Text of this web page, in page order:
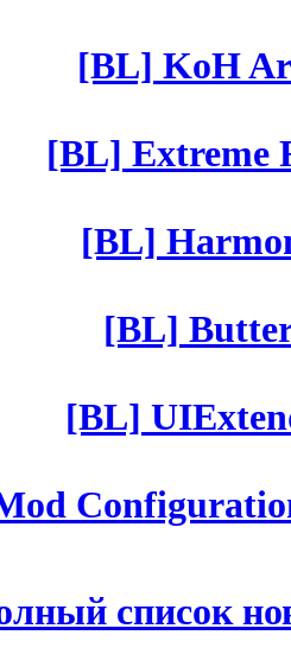
[BL] KoH
[BL] Extreme
[BL]
[BL]
[BL]
список